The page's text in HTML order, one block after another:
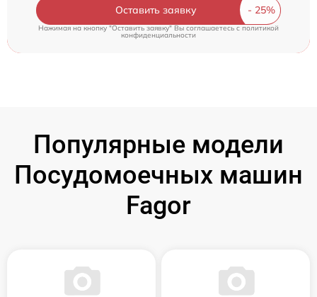
Оставить заявку
Нажимая на кнопку "Оставить заявку" Вы соглашаетесь cполитикой
конфиденциальности
Популярные модели
Посудомоечных машин
Fagor